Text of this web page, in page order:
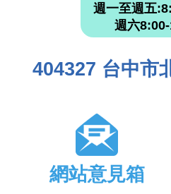
週一至週五
週六
404327 台中市
網站意見箱